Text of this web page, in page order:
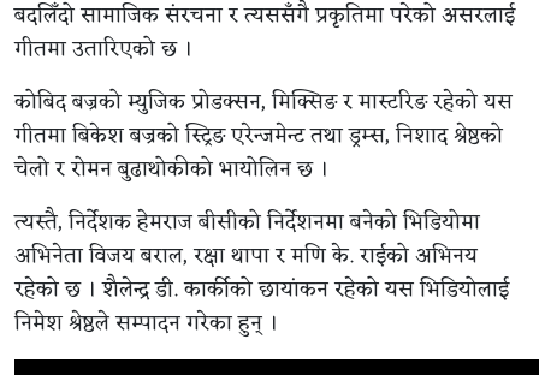
बदलिँदो सामाजिक संरचना र त्यससँगै प्रकृतिमा परेको असरलाई
गीतमा उतारिएको छ ।
कोबिद बज्रको म्युजिक प्रोडक्सन, मिक्सिङ र मास्टरिङ रहेको यस
गीतमा बिकेश बज्रको स्ट्रिङ एरेन्जमेन्ट तथा ड्रम्स, निशाद श्रेष्ठको
चेलो र रोमन बुढाथोकीको भायोलिन छ ।
त्यस्तै, निर्देशक हेमराज बीसीको निर्देशनमा बनेको भिडियोमा
अभिनेता विजय बराल, रक्षा थापा र मणि के. राईको अभिनय
रहेको छ । शैलेन्द्र डी. कार्कीको छायांकन रहेको यस भिडियोलाई
निमेश श्रेष्ठले सम्पादन गरेका हुन् ।